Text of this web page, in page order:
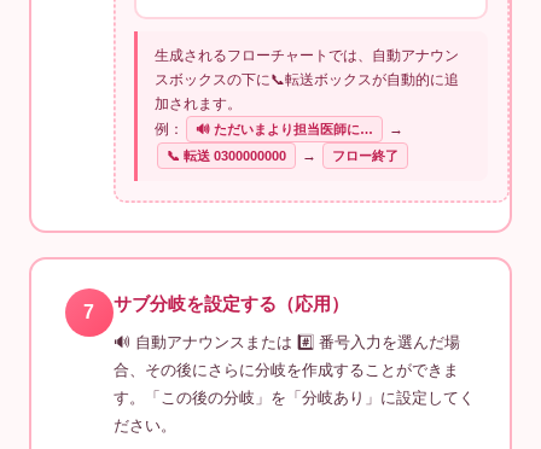
生成されるフローチャートでは、自動アナウン
スボックスの下に📞転送ボックスが自動的に追
加されます。
例：
🔊 ただいまより担当医師に… →
📞 転送 0300000000 → フロー終了
7 サブ分岐を設定する（応用）
🔊 自動アナウンスまたは #️⃣ 番号入力を選んだ場
合、その後にさらに分岐を作成することができま
す。「この後の分岐」を「分岐あり」に設定してく
ださい。